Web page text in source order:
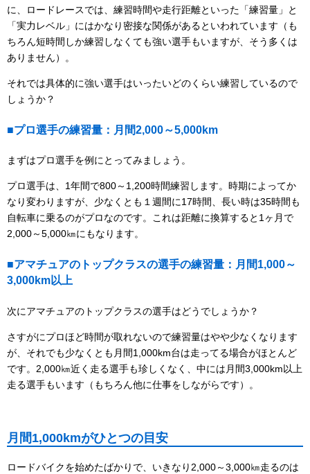
に、ロードレースでは、練習時間や走行距離といった「練習量」と
「実力レベル」にはかなり密接な関係があるといわれています（も
ちろん短時間しか練習しなくても強い選手もいますが、そう多くは
ありません）。
それでは具体的に強い選手はいったいどのくらい練習しているので
しょうか？
■プロ選手の練習量：月間2,000～5,000km
まずはプロ選手を例にとってみましょう。
プロ選手は、1年間で800～1,200時間練習します。時期によってか
なり変わりますが、少なくとも１週間に17時間、長い時は35時間も
自転車に乗るのがプロなのです。これは距離に換算すると1ヶ月で
2,000～5,000㎞にもなります。
■アマチュアのトップクラスの選手の練習量：月間1,000～
3,000km以上
次にアマチュアのトップクラスの選手はどうでしょうか？
さすがにプロほど時間が取れないので練習量はやや少なくなります
が、それでも少なくとも月間1,000km台は走ってる場合がほとんど
です。2,000㎞近く走る選手も珍しくなく、中には月間3,000km以上
走る選手もいます（もちろん他に仕事をしながらです）。
月間1,000kmがひとつの目安
ロードバイクを始めたばかりで、いきなり2,000～3,000㎞走るのは